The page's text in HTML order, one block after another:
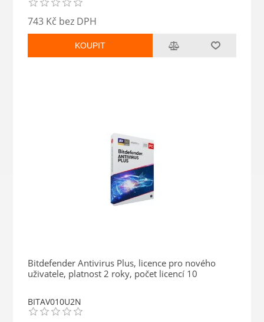
743 Kč bez DPH
KOUPIT
Bitdefender Antivirus Plus, licence pro nového
uživatele, platnost 2 roky, počet licencí 10
BITAV010U2N